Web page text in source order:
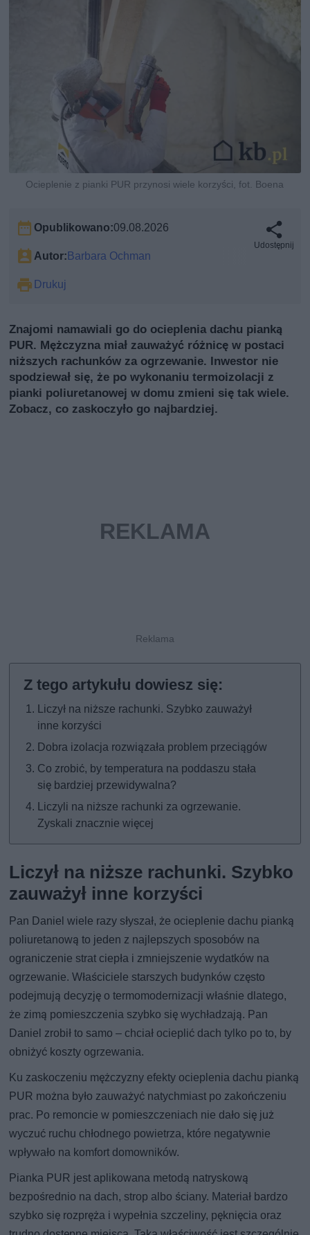
Ocieplenie z pianki PUR przynosi wiele korzyści, fot. Boena
Opublikowano:09.08.2026
Autor: Barbara Ochman
Drukuj
Udostępnij
Znajomi namawiali go do ocieplenia dachu pianką
PUR. Mężczyzna miał zauważyć różnicę w postaci
niższych rachunków za ogrzewanie. Inwestor nie
spodziewał się, że po wykonaniu termoizolacji z
pianki poliuretanowej w domu zmieni się tak wiele.
Zobacz, co zaskoczyło go najbardziej.
Liczył na niższe rachunki. Szybko zauważył
inne korzyści
Dobra izolacja rozwiązała problem przeciągów
Co zrobić, by temperatura na poddaszu stała
się bardziej przewidywalna?
Liczyli na niższe rachunki za ogrzewanie.
Zyskali znacznie więcej
Liczył na niższe rachunki. Szybko
zauważył inne korzyści
Pan Daniel wiele razy słyszał, że ocieplenie dachu pianką
poliuretanową to jeden z najlepszych sposobów na
ograniczenie strat ciepła i zmniejszenie wydatków na
ogrzewanie. Właściciele starszych budynków często
podejmują decyzję o termomodernizacji właśnie dlatego,
że zimą pomieszczenia szybko się wychładzają. Pan
Daniel zrobił to samo – chciał ocieplić dach tylko po to, by
obniżyć koszty ogrzewania.
Ku zaskoczeniu mężczyzny efekty ocieplenia dachu pianką
PUR można było zauważyć natychmiast po zakończeniu
prac. Po remoncie w pomieszczeniach nie dało się już
wyczuć ruchu chłodnego powietrza, które negatywnie
wpływało na komfort domowników.
Pianka PUR jest aplikowana metodą natryskową
bezpośrednio na dach, strop albo ściany. Materiał bardzo
szybko się rozpręża i wypełnia szczeliny, pęknięcia oraz